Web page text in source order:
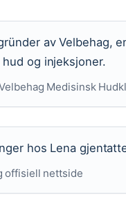
av Velbehag,
og injeksjoner.
Medisinsk
hos Lena
offisiell nettside